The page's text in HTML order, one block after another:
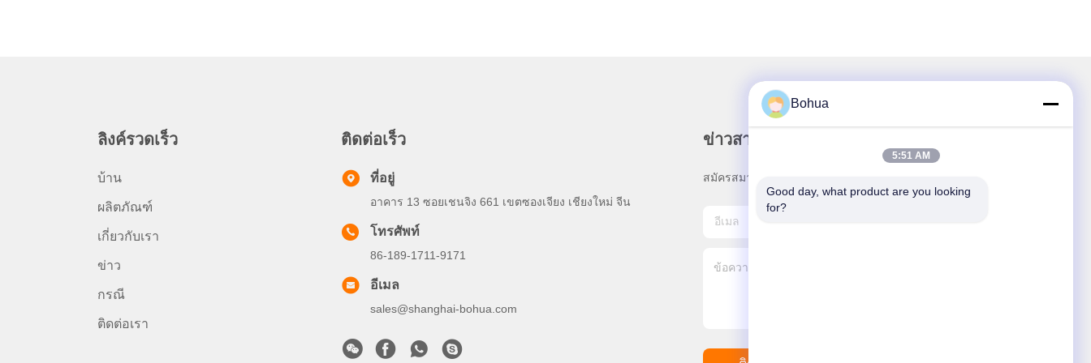
ลิงค์รวดเร็ว
บ้าน
ผลิตภัณฑ์
เกี่ยวกับเรา
ข่าว
กรณี
ติดต่อเรา
ติดต่อเร็ว
ที่อยู่
อาคาร 13 ซอยเชนจิง 661 เขตซองเจียง เชียงใหม่ จีน
โทรศัพท์
86-189-1711-9171
อีเมล
sales@shanghai-bohua.com
ข่าวสารของเรา
สมัครสมาชิกข่าวสารของเรา เพื่อรับส่วนลดและอื่นๆ
Bohua
5:51 AM
Good day, what product are you looking
for?